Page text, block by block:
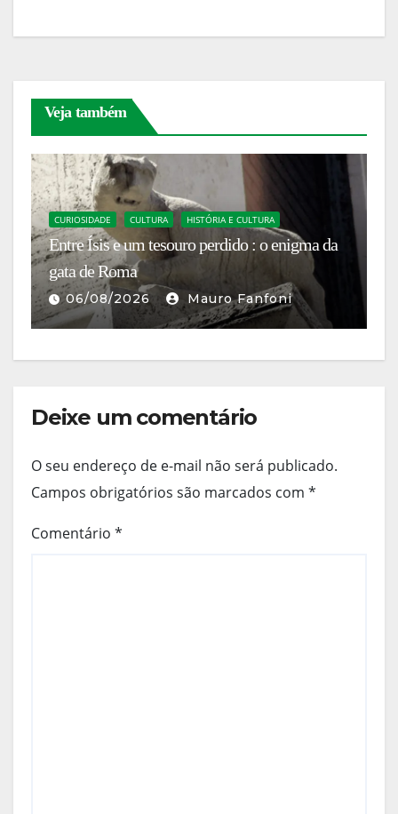
Veja também
CURIOSIDADE CULTURA HISTÓRIA E CULTURA
Entre Ísis e um tesouro perdido : o enigma da
gata de Roma
06/08/2026 Mauro Fanfoni
Deixe um comentário
O seu endereço de e-mail não será publicado.
Campos obrigatórios são marcados com *
Comentário *